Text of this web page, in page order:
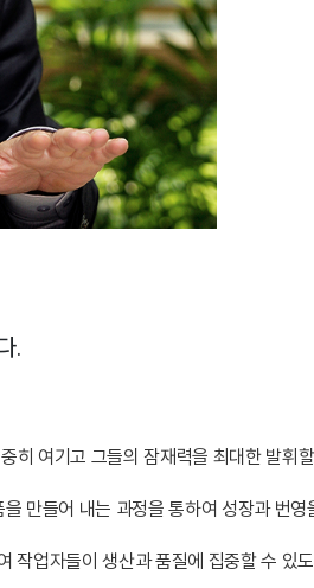
.
히 여기고 그들의 잠재력을 최대한 발
만들어 내는 과정을 통하여 성장과 번
작업자들이 생산과 품질에 집중할 수